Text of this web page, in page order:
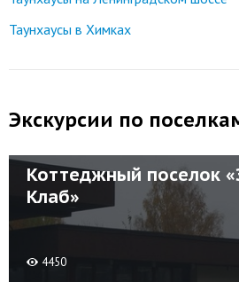
Таунхаусы в Химках
Экскурсии по
Коттеджный поселок
Клаб»
4450